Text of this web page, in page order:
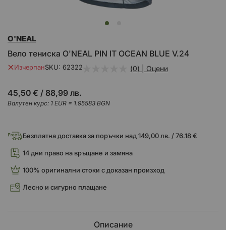
към
на
галерия
Вело тениска O'NEAL PIN IT OCEAN BLUE V.24
O'NEAL
ИзчерпанSKU 62322 (0) | Оцени
45,50 € / 88,99 лв.
Валутен курс: 1 EUR = 1.95583 BGN
Безплатна доставка за поръчки над 149,00 лв. / 76.18 €
14 дни право на връщане и замяна
100% оригинални стоки с доказан произход
Лесно и сигурно плащане
Описание